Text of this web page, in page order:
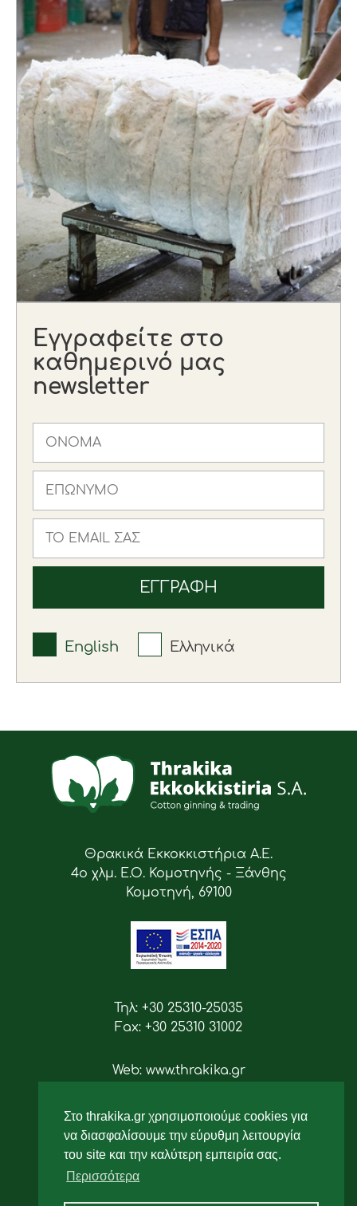
Στο thrakika.gr χρησιμοποιούμε cookies για
να διασφαλίσουμε την εύρυθμη λειτουργία
του site και την καλύτερη εμπειρία σας.
Περισσότερα
Εγγραφείτε στο
καθημερινό μας
newsletter
English Ελληνικά
Θρακικά Εκκοκκιστήρια Α.Ε.
4ο χλμ. Ε.Ο. Κομοτηνής - Ξάνθης
Κομοτηνή, 69100
Τηλ: +30 25310-25035
Fax: +30 25310 31002
Web: www.thrakika.gr
Ακολουθήστε μας